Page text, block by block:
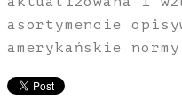
asortymencie
amerykańskie